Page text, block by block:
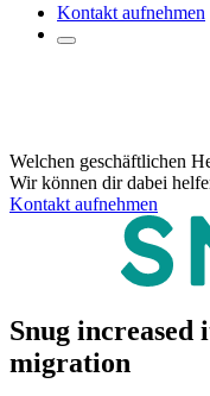
Kontakt aufnehmen
Welchen geschäftlichen
Wir können dir dabei
Kontakt aufnehmen
Snug increased
migration